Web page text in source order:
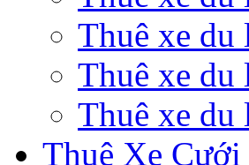
Thuê xe du
Thuê xe du
Thuê xe du
Thuê Xe Cưới